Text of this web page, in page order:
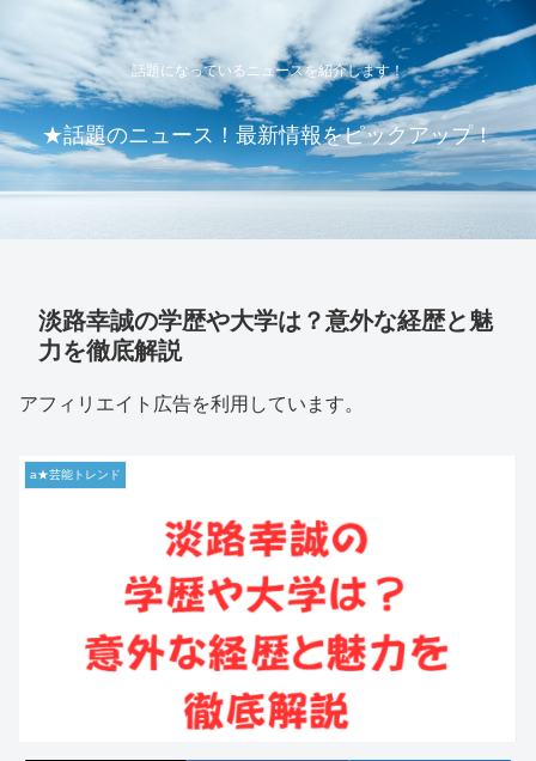
話題になっているニュースを紹介します！
★話題のニュース！最新情報をピックアップ！
淡路幸誠の学歴や大学は？意外な経歴と魅
力を徹底解説
アフィリエイト広告を利用しています。
a★芸能トレンド